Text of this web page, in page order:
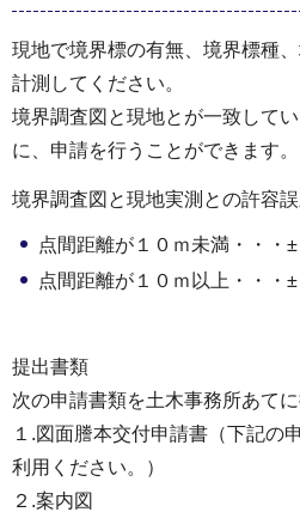
現地で境界標の有無、境界標種
計測してください。
境界調査図と現地とが一致して
に、申請を行うことができます。
境界調査図と現地実測との許容
点間距離が１０ｍ未満・・・
点間距離が１０ｍ以上・・・
提出書類
次の申請書類を土木事務所あてに
１.図面謄本交付申請書（下記の
利用ください。）
２.案内図